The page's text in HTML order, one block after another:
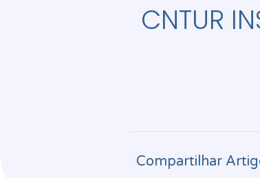
CNTUR
Compartilhar